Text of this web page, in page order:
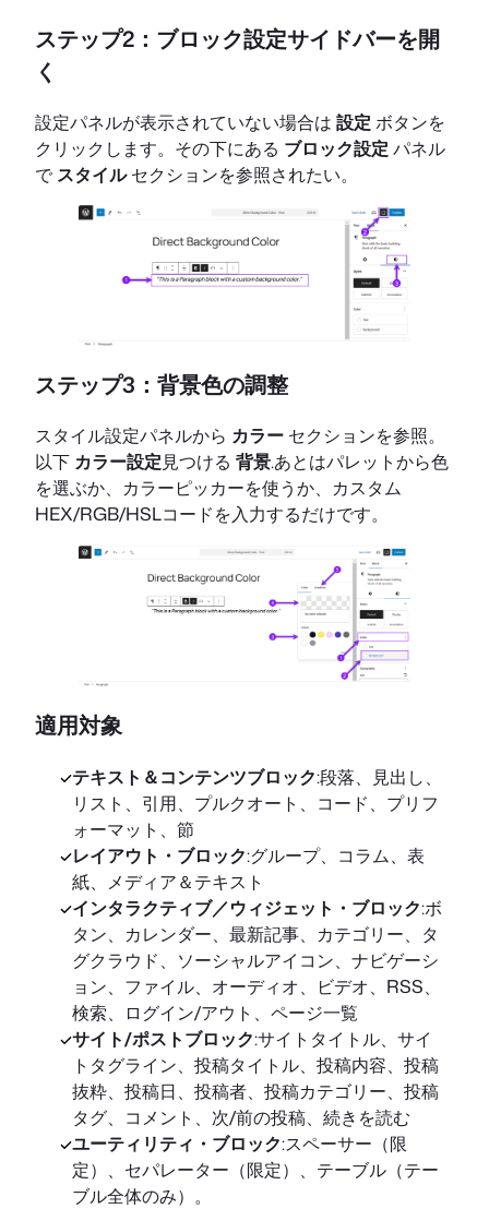
ステップ2：ブロック設定サイドバーを開
く
設定パネルが表示されていない場合は 設定 ボタンを
クリックします。その下にある ブロック設定 パネル
で スタイルセクションを参照されたい。
ステップ3：背景色の調整
スタイル設定パネルから カラー セクションを参照。
以下 カラー設定見つける 背景.あとはパレットから色
を選ぶか、カラーピッカーを使うか、カスタム
HEX/RGB/HSLコードを入力するだけです。
適用対象
テキスト＆コンテンツブロック:段落、見出し、
リスト、引用、プルクオート、コード、プリフ
ォーマット、節
レイアウト・ブロック:グループ、コラム、表
紙、メディア＆テキスト
インタラクティブ／ウィジェット・ブロック:ボ
タン、カレンダー、最新記事、カテゴリー、タ
グクラウド、ソーシャルアイコン、ナビゲーシ
ョン、ファイル、オーディオ、ビデオ、RSS、
検索、ログイン/アウト、ページ一覧
サイト/ポストブロック:サイトタイトル、サイ
トタグライン、投稿タイトル、投稿内容、投稿
抜粋、投稿日、投稿者、投稿カテゴリー、投稿
タグ、コメント、次/前の投稿、続きを読む
ユーティリティ・ブロック:スペーサー（限
定）、セパレーター（限定）、テーブル（テー
ブル全体のみ）。